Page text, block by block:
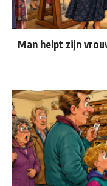
Man helpt zijn